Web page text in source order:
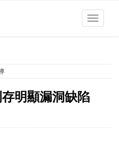
Toggle
明顯漏洞缺陷